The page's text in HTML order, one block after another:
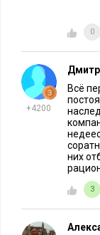
плана
Когда все
Executive.ru:В
За
пятидесяти
ее специфика
бизнес как
отдельных
испытать
0
+4200
Всё
них
3